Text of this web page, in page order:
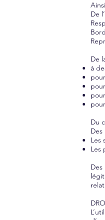
De
De
à
Du
Les
Les